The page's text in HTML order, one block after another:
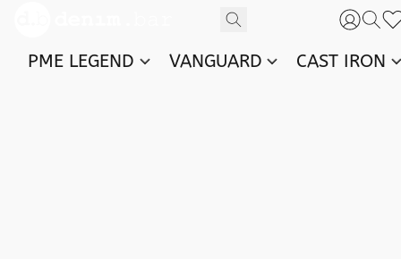
PME LEGEND VANGUARD CAST IRON